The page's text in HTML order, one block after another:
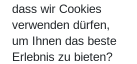
dass wir Cookies
verwenden dürfen,
um Ihnen das beste
Erlebnis zu bieten?